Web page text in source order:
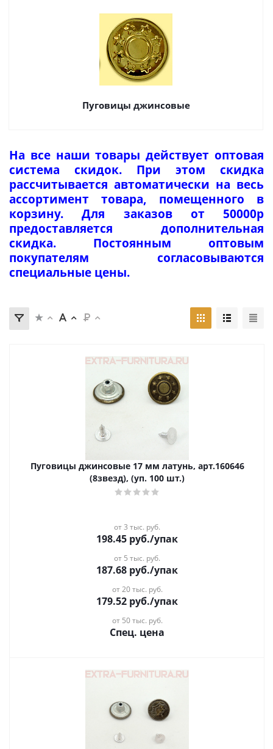
Пуговицы джинсовые
На все наши товары действует оптовая
система скидок. При этом скидка
рассчитывается автоматически на весь
ассортимент товара, помещенного в
корзину. Для заказов от 50000р
предоставляется дополнительная
скидка. Постоянным оптовым
покупателям согласовываются
специальные цены.
Пуговицы джинсовые 17 мм латунь, арт.160646
(8звезд), (уп. 100 шт.)
от 3 тыс. руб.
198.45 руб./упак
от 5 тыс. руб.
187.68 руб./упак
от 20 тыс. руб.
179.52 руб./упак
от 50 тыс. руб.
Спец. цена